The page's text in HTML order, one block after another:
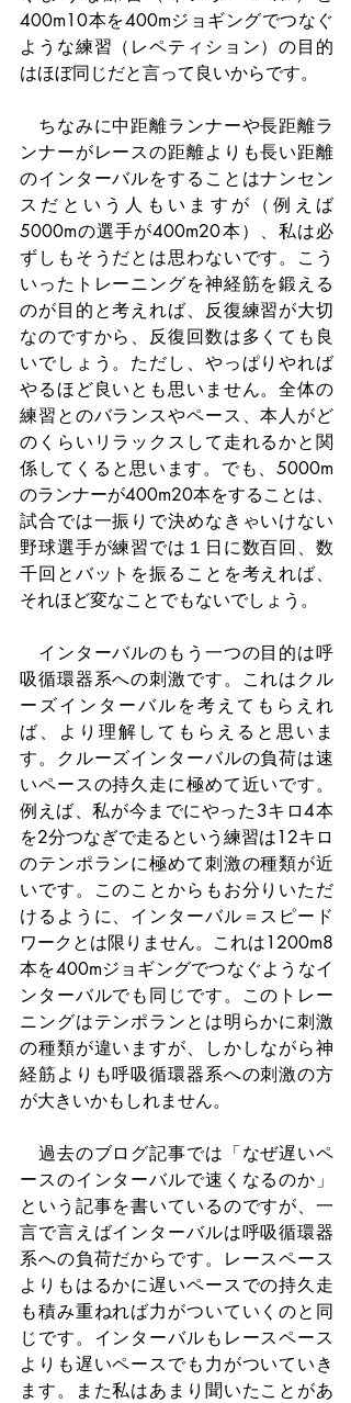
400m10本を400mジョギングでつなぐ
ような練習（レペティション）の目的
はほぼ同じだと言って良いからです。
ちなみに中距離ランナーや長距離ラ
ンナーがレースの距離よりも長い距離
のインターバルをすることはナンセン
スだという人もいますが（例えば
5000mの選手が400m20本）、私は必
ずしもそうだとは思わないです。こう
いったトレーニングを神経筋を鍛える
のが目的と考えれば、反復練習が大切
なのですから、反復回数は多くても良
いでしょう。ただし、やっぱりやれば
やるほど良いとも思いません。全体の
練習とのバランスやペース、本人がど
のくらいリラックスして走れるかと関
係してくると思います。でも、5000m
のランナーが400m20本をすることは、
試合では一振りで決めなきゃいけない
野球選手が練習では１日に数百回、数
千回とバットを振ることを考えれば、
それほど変なことでもないでしょう。
インターバルのもう一つの目的は呼
吸循環器系への刺激です。これはクル
ーズインターバルを考えてもらえれ
ば、より理解してもらえると思いま
す。クルーズインターバルの負荷は速
いペースの持久走に極めて近いです。
例えば、私が今までにやった3キロ4本
を2分つなぎで走るという練習は12キロ
のテンポランに極めて刺激の種類が近
いです。このことからもお分りいただ
けるように、インターバル＝スピード
ワークとは限りません。これは1200m8
本を400mジョギングでつなぐようなイ
ンターバルでも同じです。このトレー
ニングはテンポランとは明らかに刺激
の種類が違いますが、しかしながら神
経筋よりも呼吸循環器系への刺激の方
が大きいかもしれません。
過去のブログ記事では「なぜ遅いペ
ースのインターバルで速くなるのか」
という記事を書いているのですが、一
言で言えばインターバルは呼吸循環器
系への負荷だからです。レースペース
よりもはるかに遅いペースでの持久走
も積み重ねれば力がついていくのと同
じです。インターバルもレースペース
よりも遅いペースでも力がついていき
ます。また私はあまり聞いたことがあ